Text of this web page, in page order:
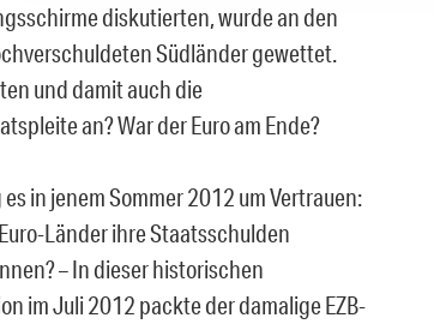
diskutierten, wurde an den
Südländer gewettet.
und damit auch die
an? War der Euro am Ende?
in jenem Sommer 2012 um Vertrauen:
Länder ihre Staatsschulden
– In dieser historischen
im Juli 2012 packte der damalige EZB-